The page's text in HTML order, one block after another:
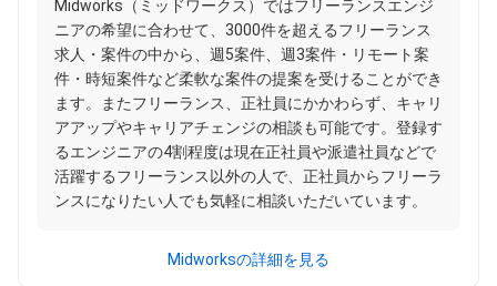
Midworks（ミッドワークス）ではフリーランスエンジ
ニアの希望に合わせて、3000件を超えるフリーランス
求人・案件の中から、週5案件、週3案件・リモート案
件・時短案件など柔軟な案件の提案を受けることができ
ます。またフリーランス、正社員にかかわらず、キャリ
アアップやキャリアチェンジの相談も可能です。登録す
るエンジニアの4割程度は現在正社員や派遣社員などで
活躍するフリーランス以外の人で、正社員からフリーラ
ンスになりたい人でも気軽に相談いただいています。
Midworksの詳細を見る